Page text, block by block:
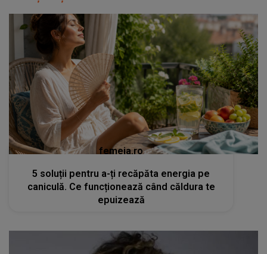
femeia.ro
5 soluții pentru a-ți recăpăta energia pe
caniculă. Ce funcționează când căldura te
epuizează